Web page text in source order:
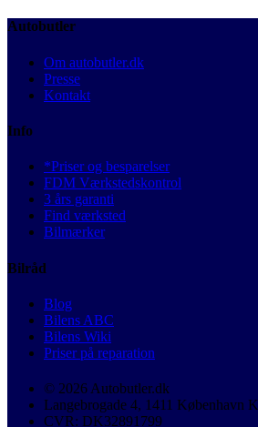
Autobutler
Om autobutler.dk
Presse
Kontakt
Info
*Priser og besparelser
FDM Værkstedskontrol
3 års garanti
Find værksted
Bilmærker
Bilråd
Blog
Bilens ABC
Bilens Wiki
Priser på reparation
© 2026 Autobutler.dk
Langebrogade 4, 1411 København K
CVR: DK32891799